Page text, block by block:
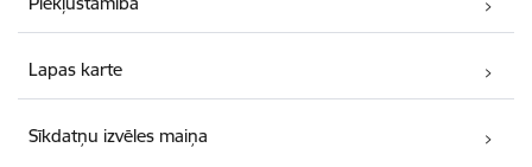
Lapas karte
Sīkdatņu izvēles maiņa